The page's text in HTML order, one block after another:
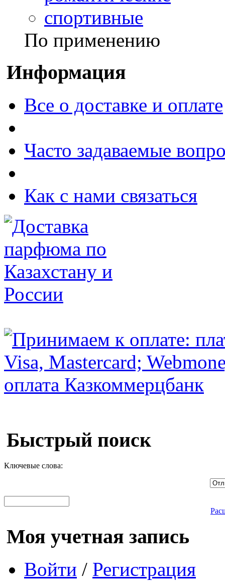
спортивные
По применению
Информация
Все о доставке и оплате
Часто задаваемые
Как с нами связаться
Быстрый поиск
Ключевые слова:
Моя учетная запись
Войти / Регистрация